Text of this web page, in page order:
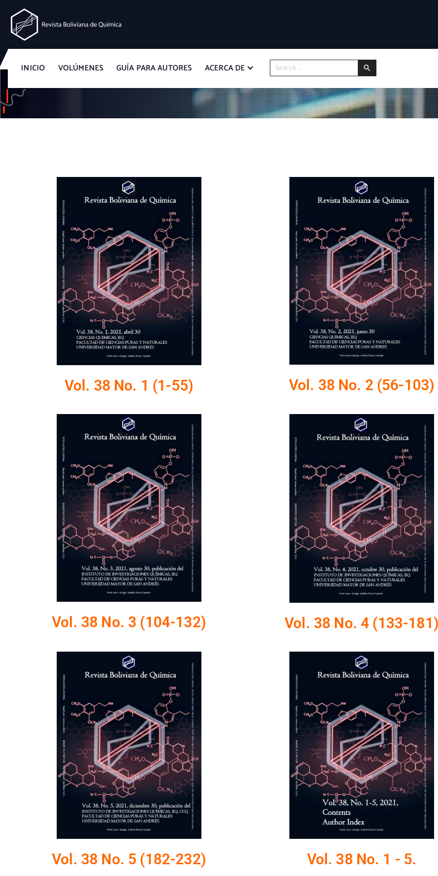
Revista Boliviana de Química
INICIO VOLÚMENES GUÍA PARA AUTORES ACERCA DE
Vol. 38 No. 1 (1-55) Vol. 38 No. 2 (56-103)
Vol. 38 No. 3 (104-132) Vol. 38 No. 4 (133-
Vol. 38 No. 5 (182-232) Vol. 38 No. 1 - 5.